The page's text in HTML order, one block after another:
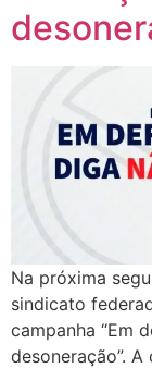
Na próxima
sindicato
campanha “Em
desoneração”.